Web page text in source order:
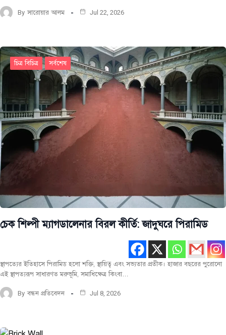
By সারোয়ার আলম Jul 22, 2026
চিত্র বিচিত্র সর্বশেষ
চেক শিল্পী ম্যাগডালেনার বিরল কীর্তি: জাদুঘরে পিরামিড
স্থাপত্যের ইতিহাসে পিরামিড হলো শক্তি, স্থায়িত্ব এবং সভ্যতার প্রতীক। হাজার বছরের পুরোনো
এই স্থাপত্যরূপ সাধারণত মরুভূমি, সমাধিক্ষেত্র কিংবা…
By বন্ধন প্রতিবেদন Jul 8, 2026